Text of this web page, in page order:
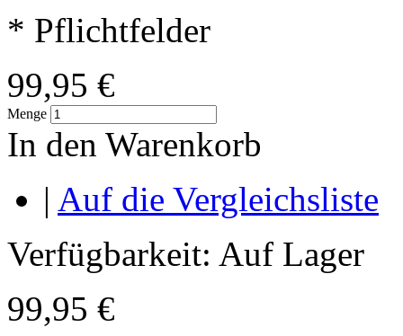
* Pflichtfelder
99,95 €
Menge
In den Warenkorb
| Auf die Vergleichsliste
Verfügbarkeit: Auf Lager
99,95 €